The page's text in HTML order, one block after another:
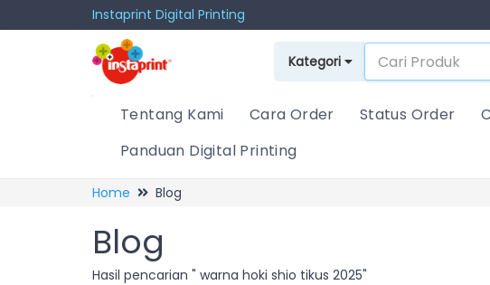
Instaprint Digital Printing
Kategori
Tentang Kami Cara Order Status Order
Panduan Digital Printing
Home Blog
Blog
Hasil pencarian " warna hoki shio tikus 2025"